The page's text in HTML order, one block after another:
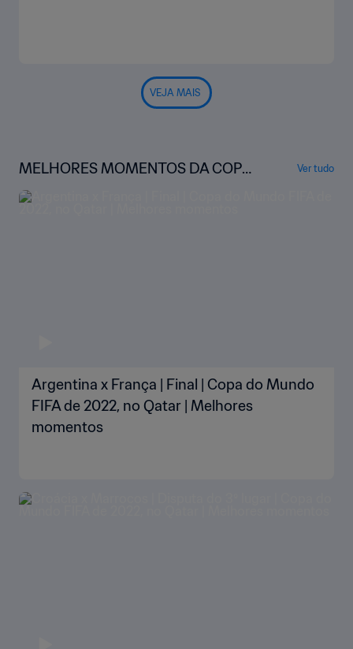
VEJA MAIS
MELHORES MOMENTOS DA COPA
DO MUNDO
Ver tudo
Argentina x França | Final | Copa do Mundo
FIFA de 2022, no Qatar | Melhores
momentos